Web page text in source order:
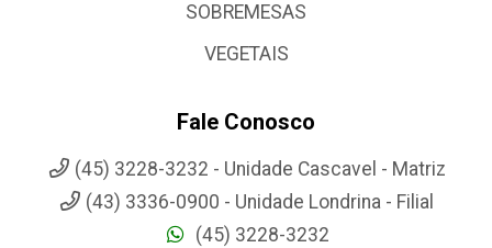
SOBREMESAS
VEGETAIS
Fale Conosco
(45) 3228-3232 - Unidade Cascavel - Matriz
(43) 3336-0900 - Unidade Londrina - Filial
(45) 3228-3232